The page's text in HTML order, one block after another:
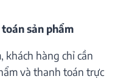
sản phẩm
khách hàng chỉ cần
và thanh toán trực